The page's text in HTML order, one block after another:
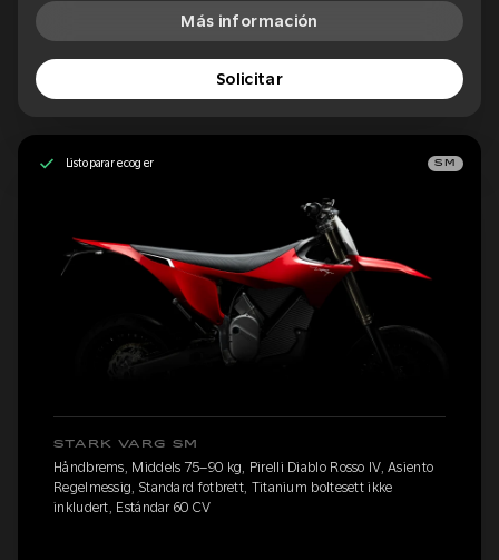
Más información
Solicitar
Listo para recoger SM
STARK VARG SM
Håndbrems, Middels 75–90 kg, Pirelli Diablo Rosso IV, Asiento
Regelmessig, Standard fotbrett, Titanium boltesett ikke
inkludert, Estándar 60 CV